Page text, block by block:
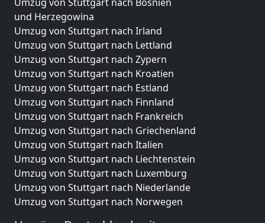
und Herzegowina
Umzug von Stuttgart nach Irland
Umzug von Stuttgart nach Lettland
Umzug von Stuttgart nach Zypern
Umzug von Stuttgart nach Kroatien
Umzug von Stuttgart nach Estland
Umzug von Stuttgart nach Finnland
Umzug von Stuttgart nach Frankreich
Umzug von Stuttgart nach Griechenland
Umzug von Stuttgart nach Italien
Umzug von Stuttgart nach Liechtenstein
Umzug von Stuttgart nach Luxemburg
Umzug von Stuttgart nach Niederlande
Umzug von Stuttgart nach Norwegen